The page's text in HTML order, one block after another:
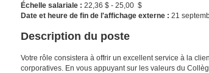
Échelle salariale : 22,36 $ - 25,00 $
Date et heure de fin de l'affichage externe : 21
Description du poste
Votre rôle consistera à offrir un excellent service à la
corporatives. En vous appuyant sur les valeurs du